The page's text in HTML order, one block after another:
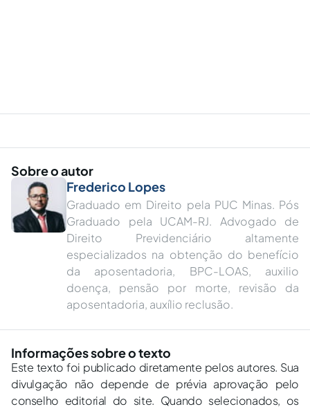
Sobre o autor
Frederico Lopes
Graduado em Direito pela PUC Minas. Pós
Graduado pela UCAM-RJ. Advogado de
Direito Previdenciário altamente
especializados na obtenção do benefício
da aposentadoria, BPC-LOAS, auxilio
doença, pensão por morte, revisão da
aposentadoria, auxílio reclusão.
Informações sobre o texto
Este texto foi publicado diretamente pelos autores. Sua
divulgação não depende de prévia aprovação pelo
conselho editorial do site. Quando selecionados, os